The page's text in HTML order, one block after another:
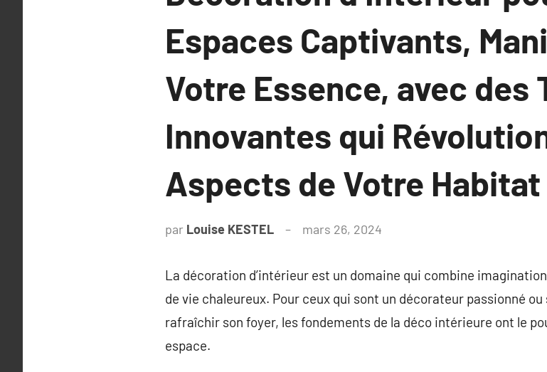
Espaces Captivants,
Votre Essence, avec des
Innovantes qui
Aspects de Votre Habitat
par Louise KESTEL mars 26, 2024
La décoration d’intérieur est un domaine qui combine
de vie chaleureux. Pour ceux qui sont un décorateur passionné
rafraîchir son foyer, les fondements de la déco intérieure ont le
espace.